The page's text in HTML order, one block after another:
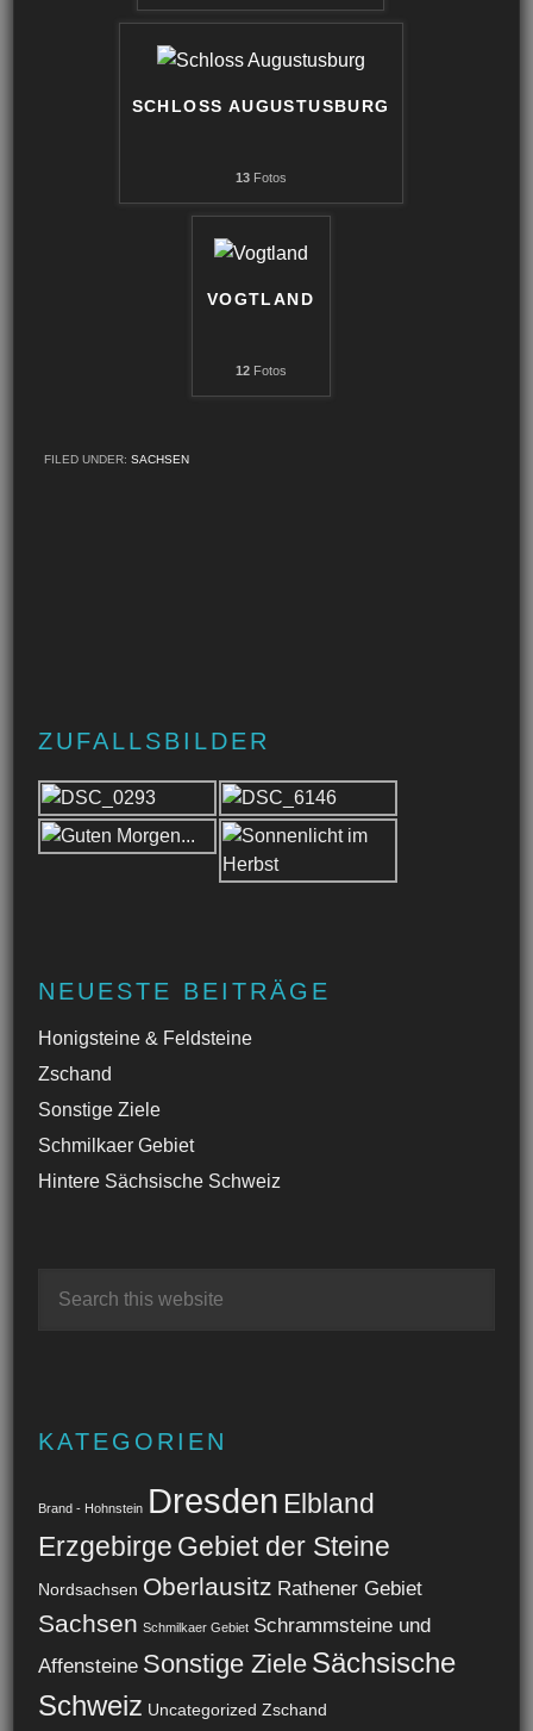
SCHLOSS AUGUSTUSBURG
13Fotos
VOGTLAND
12Fotos
FILED UNDER:SACHSEN
ZUFALLSBILDER
NEUESTE BEITRÄGE
Honigsteine & Feldsteine
Zschand
Sonstige Ziele
Schmilkaer Gebiet
Hintere Sächsische Schweiz
KATEGORIEN
Brand - Hohnstein Dresden Elbland
Erzgebirge Gebiet der Steine
Nordsachsen Oberlausitz Rathener Gebiet
Sachsen Schmilkaer Gebiet Schrammsteine und
Affensteine Sonstige Ziele Sächsische
Schweiz Uncategorized Zschand